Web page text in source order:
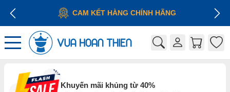
CAM KẾT HÀNG CHÍNH HÃNG
Khuyến mãi khủng từ 40%